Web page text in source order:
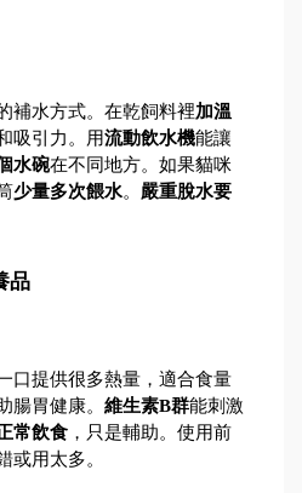
補水方式。在乾飼料裡加溫
吸引力。用流動飲水機能讓
水碗在不同地方。如果貓咪
少量多次餵水。 嚴重脫水要
品
口提供很多熱量，適合食量
腸胃健康。 維生素B群能刺激
常飲食 ，只是輔助。使用前
或用太多。